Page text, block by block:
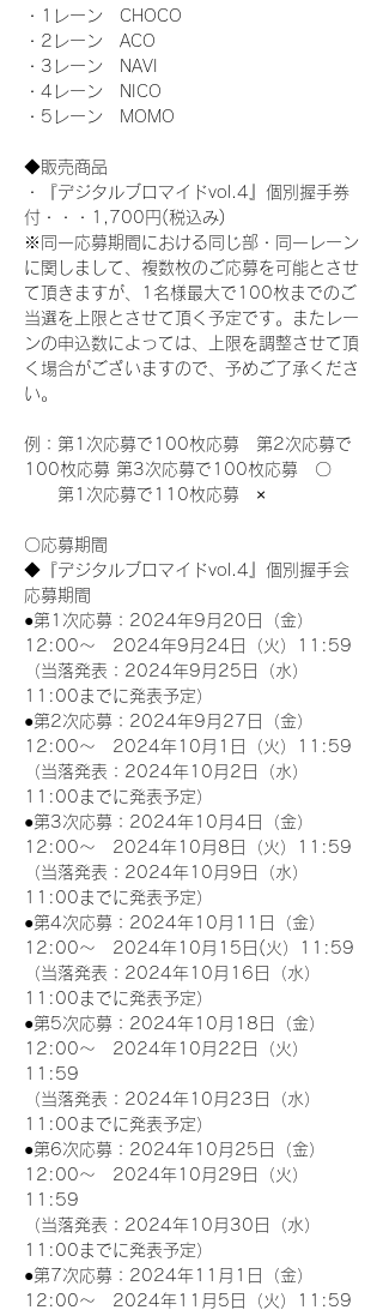
・1レーン　CHOCO
・2レーン　ACO
・3レーン　NAVI
・4レーン　NICO
・5レーン　MOMO
◆販売商品
・『デジタルブロマイドvol.4』個別握手券
付・・・1,700円(税込み)
※同一応募期間における同じ部・同一レーン
に関しまして、複数枚のご応募を可能とさせ
て頂きますが、1名様最大で100枚までのご
当選を上限とさせて頂く予定です。またレー
ンの申込数によっては、上限を調整させて頂
く場合がございますので、予めご了承くださ
い。
例：第1次応募で100枚応募　第2次応募で
100枚応募 第3次応募で100枚応募　〇
第1次応募で110枚応募　×
〇応募期間
◆『デジタルブロマイドvol.4』個別握手会
応募期間
●第1次応募：2024年9月20日（金）
12:00～　2024年9月24日（火）11:59
（当落発表：2024年9月25日（水）
11:00までに発表予定）
●第2次応募：2024年9月27日（金）
12:00～　2024年10月1日（火）11:59
（当落発表：2024年10月2日（水）
11:00までに発表予定）
●第3次応募：2024年10月4日（金）
12:00～　2024年10月8日（火）11:59
（当落発表：2024年10月9日（水）
11:00までに発表予定）
●第4次応募：2024年10月11日（金）
12:00～　2024年10月15日(火）11:59
（当落発表：2024年10月16日（水）
11:00までに発表予定）
●第5次応募：2024年10月18日（金）
12:00～　2024年10月22日（火）
11:59
（当落発表：2024年10月23日（水）
11:00までに発表予定）
●第6次応募：2024年10月25日（金）
12:00～　2024年10月29日（火）
11:59
（当落発表：2024年10月30日（水）
11:00までに発表予定）
●第7次応募：2024年11月1日（金）
12:00～　2024年11月5日（火）11:59